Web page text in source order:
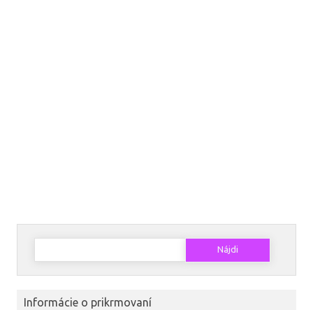
Hľadať:
Informácie o prikrmovaní